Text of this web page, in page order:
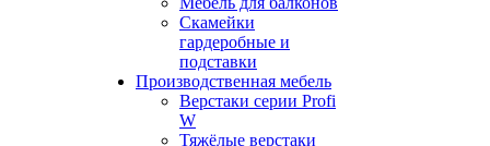
Скамейки
гардеробные и
подставки
Производственная мебель
Верстаки серии Profi
W
Тяжёлые верстаки